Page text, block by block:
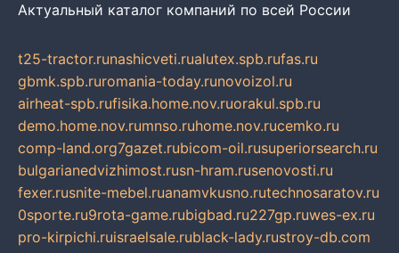
Актуальный каталог компаний по всей России
t25-tractor.runashicveti.rualutex.spb.rufas.ru
gbmk.spb.ruromania-today.runovoizol.ru
airheat-spb.rufisika.home.nov.ruorakul.spb.ru
demo.home.nov.rumnso.ruhome.nov.rucemko.ru
comp-land.org7gazet.rubicom-oil.rusuperiorsearch.ru
bulgarianedvizhimost.rusn-hram.rusenovosti.ru
fexer.rusnite-mebel.ruanamvkusno.rutechnosaratov.ru
0sporte.ru9rota-game.rubigbad.ru227gp.ruwes-ex.ru
pro-kirpichi.ruisraelsale.rublack-lady.rustroy-db.com